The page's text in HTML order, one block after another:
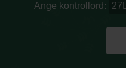
Ange kontrollord: